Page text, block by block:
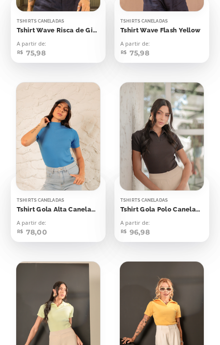
TSHIRTS CANELADAS
Tshirt Wave Risca de Giz Off Listras Pretas
A partir de:
R$ 75,98
TSHIRTS CANELADAS
Tshirt Wave Flash Yellow
A partir de:
R$ 75,98
TSHIRTS CANELADAS
Tshirt Gola Alta Canelada Azul Blue Beach
A partir de:
R$ 78,00
TSHIRTS CANELADAS
Tshirt Gola Polo Canelada Marrom Dark
A partir de:
R$ 96,98